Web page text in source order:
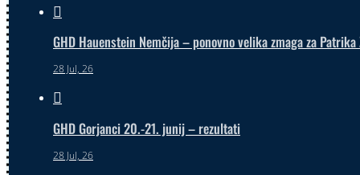

GHD Hauenstein Nemčija – ponovno velika zmaga za
28 Jul, 26

GHD Gorjanci 20.-21. junij – rezultati
28 Jul, 26